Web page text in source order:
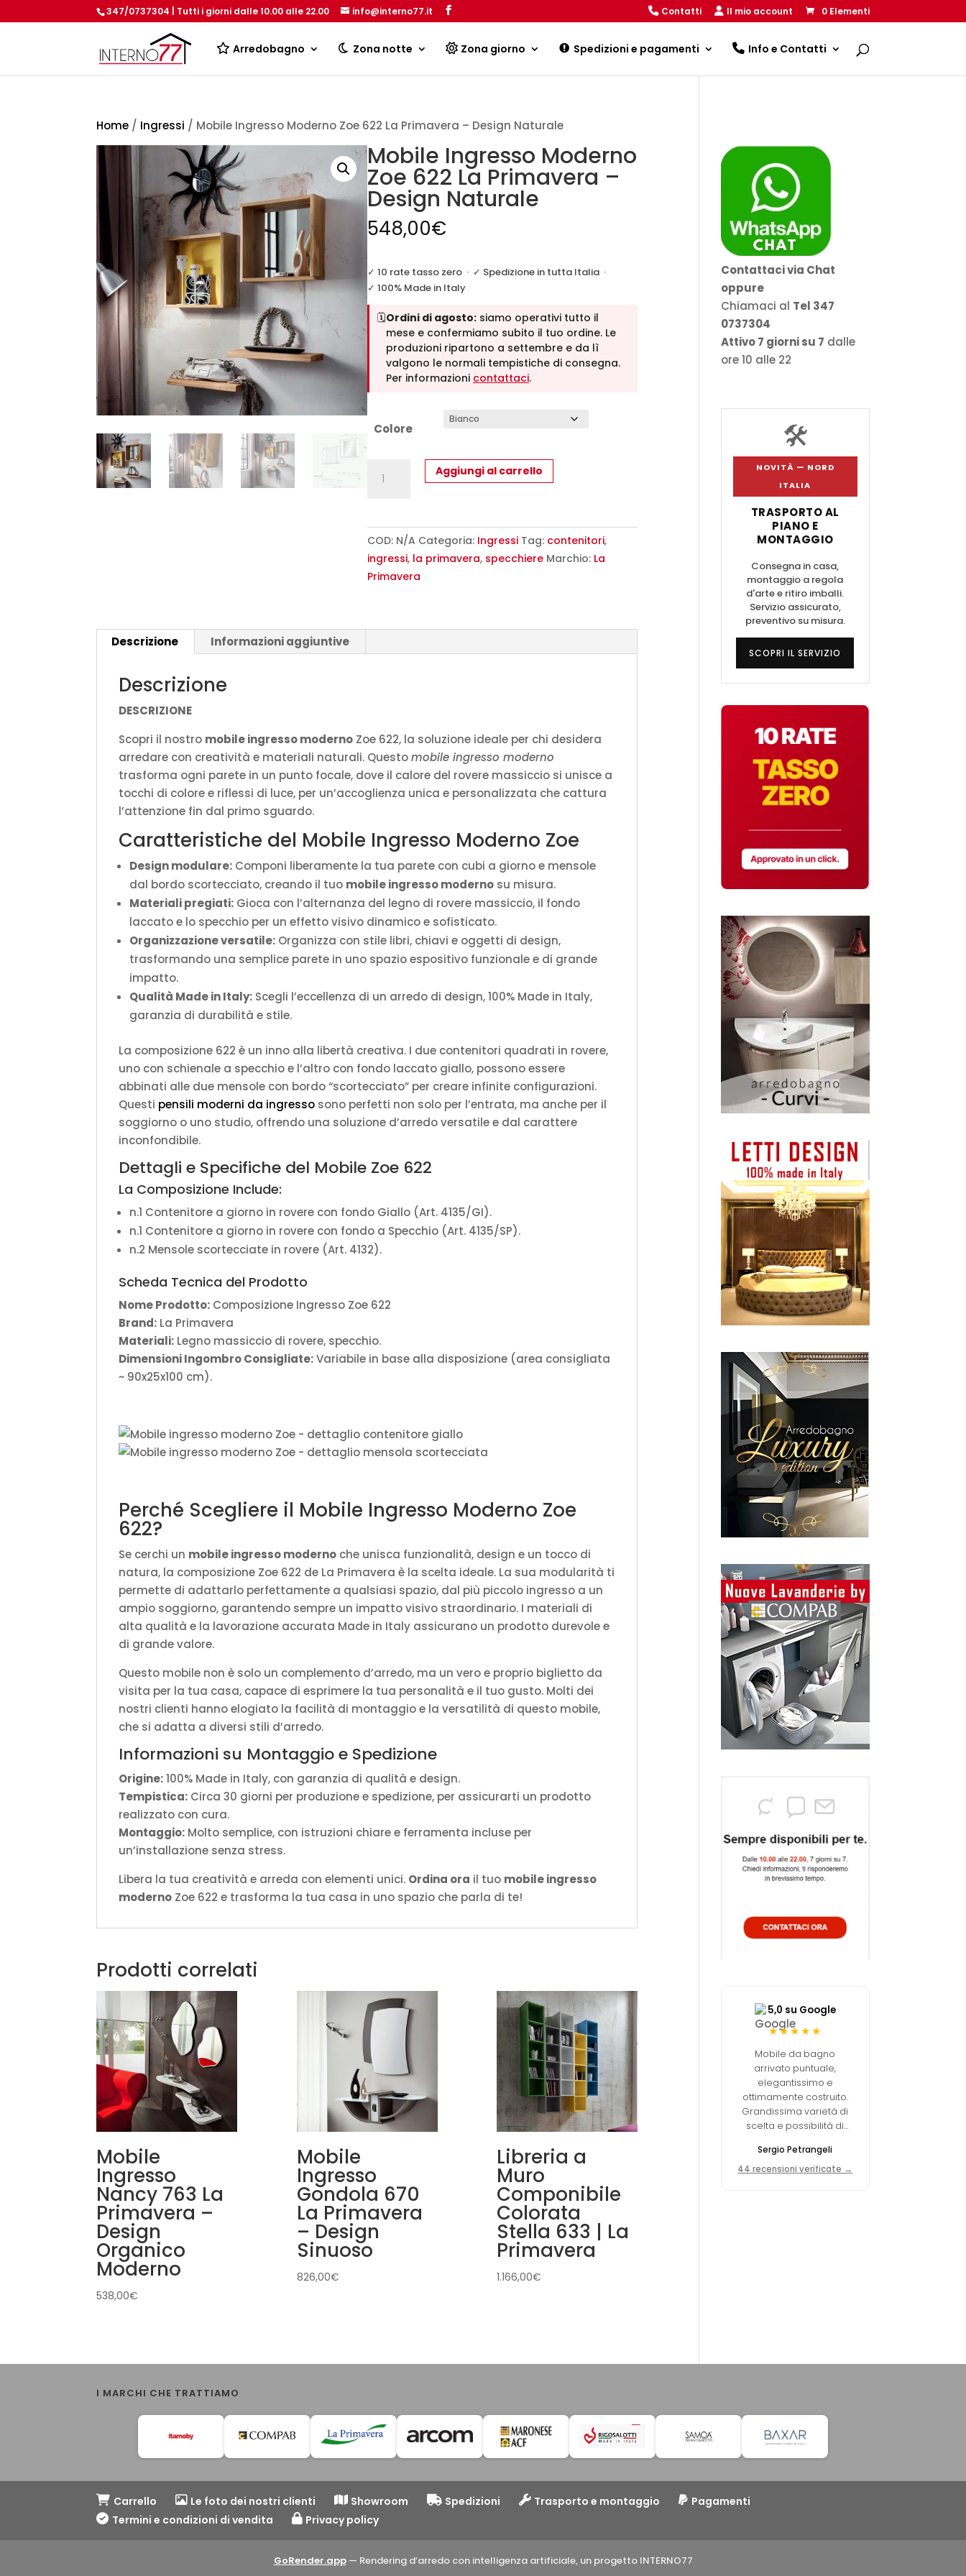
347/0737304 | Tutti i giorni dalle 10.00 alle 22.00 info@interno77.it Contatti Il mio account 0 Elementi
Arredobagno Zona notte Zona giorno Spedizioni e pagamenti Info e Contatti
Products
Home / Ingressi / Mobile Ingresso Moderno Zoe 622 La Primavera – Design Naturale
Mobile Ingresso Moderno
Zoe 622 La Primavera –
Design Naturale
548,00€
✓ 10 rate tasso zero· ✓ Spedizione in tutta Italia·
✓ 100% Made in Italy
🗓️Ordini di agosto:siamo operativi tutto il
mese e confermiamo subito il tuo ordine. Le
produzioni ripartono a settembre e da lì
valgono le normali tempistiche di consegna.
Per informazioni contattaci.
Colore
Ingresso
622
La
Primavera
Naturale
Aggiungi al carrello
COD: N/A Categoria: Ingressi Tag: contenitori,
ingressi, la primavera, specchiere Marchio: La
Primavera
Descrizione Informazioni aggiuntive
Descrizione
DESCRIZIONE
Scopri il nostro mobile ingresso moderno Zoe 622, la soluzione ideale per chi desidera
arredare con creatività e materiali naturali. Questomobile ingresso moderno
trasforma ogni parete in un punto focale, dove il calore del rovere massiccio si unisce a
tocchi di colore e riflessi di luce, per un’accoglienza unica e personalizzata che cattura
l’attenzione fin dal primo sguardo.
Caratteristiche del Mobile Ingresso Moderno Zoe
Design modulare: Componi liberamente la tua parete con cubi a giorno e mensole
dal bordo scortecciato, creando il tuo mobile ingresso moderno su misura.
Materiali pregiati: Gioca con l’alternanza del legno di rovere massiccio, il fondo
laccato e lo specchio per un effetto visivo dinamico e sofisticato.
Organizzazione versatile: Organizza con stile libri, chiavi e oggetti di design,
trasformando una semplice parete in uno spazio espositivo funzionale e di grande
impatto.
Qualità Made in Italy: Scegli l’eccellenza di un arredo di design, 100% Made in Italy,
garanzia di durabilità e stile.
La composizione 622 è un inno alla libertà creativa. I due contenitori quadrati in rovere,
uno con schienale a specchio e l’altro con fondo laccato giallo, possono essere
abbinati alle due mensole con bordo “scortecciato” per creare infinite configurazioni.
Questi pensili moderni da ingresso sono perfetti non solo per l’entrata, ma anche per il
soggiorno o uno studio, offrendo una soluzione d’arredo versatile e dal carattere
inconfondibile.
Dettagli e Specifiche del Mobile Zoe 622
La Composizione Include:
n.1 Contenitore a giorno in rovere con fondo Giallo (Art. 4135/GI).
n.1 Contenitore a giorno in rovere con fondo a Specchio (Art. 4135/SP).
n.2 Mensole scortecciate in rovere (Art. 4132).
Scheda Tecnica del Prodotto
Nome Prodotto: Composizione Ingresso Zoe 622
Brand: La Primavera
Materiali: Legno massiccio di rovere, specchio.
Dimensioni Ingombro Consigliate:Variabile in base alla disposizione (area consigliata
~ 90x25x100 cm).
Perché Scegliere il Mobile Ingresso Moderno Zoe
622?
Se cerchi un mobile ingresso moderno che unisca funzionalità, design e un tocco di
natura, la composizione Zoe 622 de La Primavera è la scelta ideale. La sua modularità ti
permette di adattarlo perfettamente a qualsiasi spazio, dal più piccolo ingresso a un
ampio soggiorno, garantendo sempre un impatto visivo straordinario. I materiali di
alta qualità e la lavorazione accurata Made in Italy assicurano un prodotto durevole e
di grande valore.
Questo mobile non è solo un complemento d’arredo, ma un vero e proprio biglietto da
visita per la tua casa, capace di esprimere la tua personalità e il tuo gusto. Molti dei
nostri clienti hanno elogiato la facilità di montaggio e la versatilità di questo mobile,
che si adatta a diversi stili d’arredo.
Informazioni su Montaggio e Spedizione
Origine:100% Made in Italy, con garanzia di qualità e design.
Tempistica: Circa 30 giorni per produzione e spedizione, per assicurarti un prodotto
realizzato con cura.
Montaggio: Molto semplice, con istruzioni chiare e ferramenta incluse per
un’installazione senza stress.
Libera la tua creatività e arreda con elementi unici. Ordina ora il tuo mobile ingresso
moderno Zoe 622 e trasforma la tua casa in uno spazio che parla di te!
Prodotti correlati
Mobile
Ingresso
Nancy 763 La
Primavera –
Design
Organico
Moderno
538,00€
Mobile
Ingresso
Gondola 670
La Primavera
– Design
Sinuoso
826,00€
Libreria a
Muro
Componibile
Colorata
Stella 633 | La
Primavera
1.166,00€
Contattaci via Chat
oppure
Chiamaci al Tel 347
0737304
Attivo 7 giorni su 7 dalle
ore 10 alle 22
🛠️
NOVITÀ — NORD
ITALIA
TRASPORTO AL
PIANO E
MONTAGGIO
Consegna in casa,
montaggio a regola
d'arte e ritiro imballi.
Servizio assicurato,
preventivo su misura.
SCOPRI IL SERVIZIO
5,0 su Google
★★★★★
Mobile da bagno
arrivato puntuale,
elegantissimo e
ottimamente costruito.
Grandissima varietà di
scelta e possibilità di
dei materiali è
decisamente elevata.
Sergio Petrangeli
44 recensioni verificate →
I MARCHI CHE TRATTIAMO
Carrello Le foto dei nostri clienti Showroom Spedizioni Trasporto e montaggio
Pagamenti
Termini e condizioni di vendita
Privacy policy
GoRender.app— Rendering d’arredo con intelligenza artificiale, un progetto INTERNO77